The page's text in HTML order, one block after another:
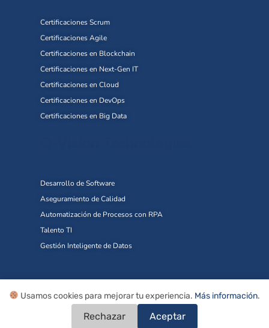
Certificaciones Scrum
Certificaciones Agile
Certificaciones en Blockchain
Certificaciones en Next-Gen IT
Certificaciones en Cloud
Certificaciones en DevOps
Certificaciones en Big Data
Desarrollo de Software
Aseguramiento de Calidad
Automatización de Procesos con RPA
Talento TI
Gestión Inteligente de Datos
Soporte
Usamos cookies para mejorar tu experiencia. Más información.
Rechazar Aceptar